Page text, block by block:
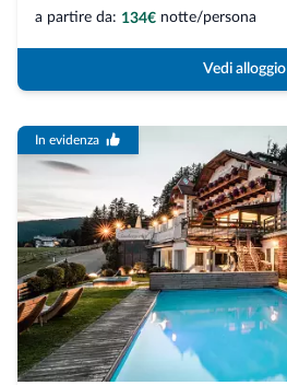
a partire da: 134€ notte/persona
Vedi alloggio
In evidenza